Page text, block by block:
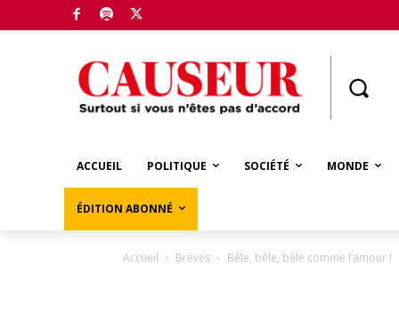
ACCUEIL POLITIQUE SOCIÉTÉ MONDE
ÉDITION ABONNÉ
Accueil Brèves Bêle, bêle, bêle comme l’amour !